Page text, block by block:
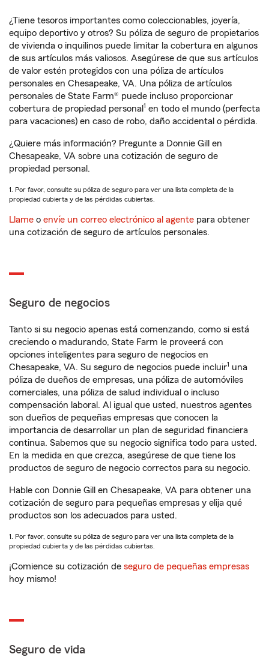
¿Tiene tesoros importantes como coleccionables, joyería,
equipo deportivo y otros? Su póliza de seguro de propietarios
de vivienda o inquilinos puede limitar la cobertura en algunos
de sus artículos más valiosos. Asegúrese de que sus artículos
de valor estén protegidos con una póliza de artículos
personales en Chesapeake, VA. Una póliza de artículos
personales de State Farm® puede incluso proporcionar
cobertura de propiedad personal 1 en todo el mundo (perfecta
para vacaciones) en caso de robo, daño accidental o pérdida.
¿Quiere más información? Pregunte a Donnie Gill en
Chesapeake, VA sobre una cotización de seguro de
propiedad personal.
1. Por favor, consulte su póliza de seguro para ver una lista completa de la
propiedad cubierta y de las pérdidas cubiertas.
Llame o envíe un correo electrónico al agente para obtener
una cotización de seguro de artículos personales.
Seguro de negocios
Tanto si su negocio apenas está comenzando, como si está
creciendo o madurando, State Farm le proveerá con
opciones inteligentes para seguro de negocios en
Chesapeake, VA. Su seguro de negocios puede incluir1 una
póliza de dueños de empresas, una póliza de automóviles
comerciales, una póliza de salud individual o incluso
compensación laboral. Al igual que usted, nuestros agentes
son dueños de pequeñas empresas que conocen la
importancia de desarrollar un plan de seguridad financiera
continua. Sabemos que su negocio significa todo para usted.
En la medida en que crezca, asegúrese de que tiene los
productos de seguro de negocio correctos para su negocio.
Hable con Donnie Gill en Chesapeake, VA para obtener una
cotización de seguro para pequeñas empresas y elija qué
productos son los adecuados para usted.
1. Por favor, consulte su póliza de seguro para ver una lista completa de la
propiedad cubierta y de las pérdidas cubiertas.
¡Comience su cotización de seguro de pequeñas empresas
hoy mismo!
Seguro de vida